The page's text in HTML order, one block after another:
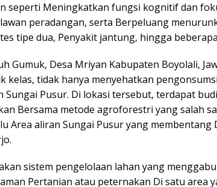
seperti Meningkatkan fungsi kognitif dan
peradangan, serta Berpeluang
tipe dua, Penyakit jantung, hingga
Gumuk, Desa Mriyan Kabupaten Boyolali,
kelas, tidak hanya menyehatkan
Sungai Pusur. Di lokasi tersebut, terdapat
Bersama metode agroforestri yang salah
Area aliran Sungai Pusur yang membentang
sistem pengelolaan lahan yang
Pertanian atau peternakan Di satu area